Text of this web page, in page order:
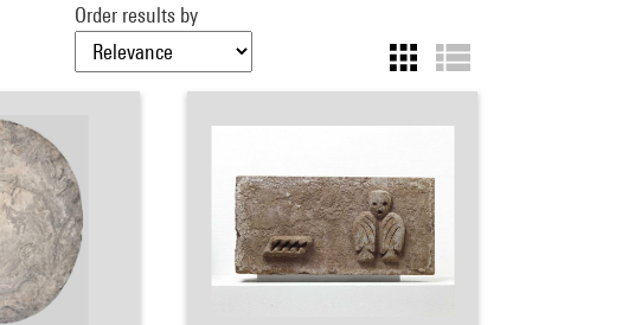
Order results by